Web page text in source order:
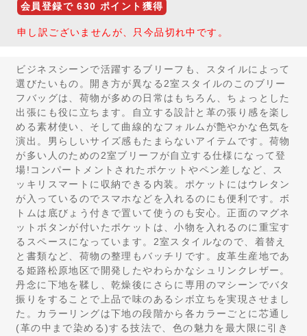
会員登録で630 ポイント獲得
申し訳ございませんが、只今品切れ中です。
ビジネスシーンで活躍するブリーフも、スタイルによって
選びたいもの。開き方が異なる2室スタイルのこのブリー
フバッグは、荷物が多めの日常はもちろん、ちょっとした
出張にも役に立ちます。自立する設計と革の張り感を楽し
める素材使い、そして曲線的なフォルムが艶やかな色気を
演出。男らしいサイズ感もたまらないアイテムです。荷物
が多い人のための2室ブリーフが自立する仕様になって登
場!コンパートメントされたポケットやペン差しなど、ス
ッキリスマートに収納できる内装。ポケットにはウレタン
が入っているのでスマホなどを入れるのにも便利です。ボ
トムは底びょう付きで置いて使うのも安心。正面のマグネ
ットボタンが付いたポケットは、小物を入れるのに重宝す
るスペースになっています。2室スタイルなので、着替え
と書類など、荷物の整理もバッチリです。皮革生産地であ
る姫路松原地区で開発したやわらかなシュリンクレザー。
丹念に下地を鞣し、乾燥後にさらに専用のマシーンでバタ
振りをすることで上品で味のあるシボ立ちを実現させまし
た。カラーリングは下地の段階から各カラーごとに芯通し
(革の中まで染める)する技法で、色の魅力を最大限に引き